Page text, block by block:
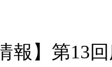
報】第13